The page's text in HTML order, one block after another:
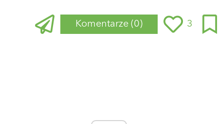
Komentarze (0) 3